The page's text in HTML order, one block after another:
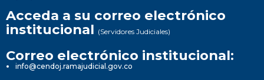
Acceda a su correo electrónico
institucional (Servidores Judiciales)
Correo electrónico institucional:
info@cendoj.ramajudicial.gov.co